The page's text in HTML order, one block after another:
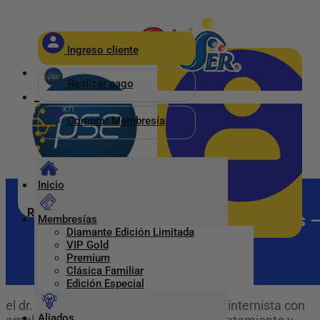
Ingreso cliente
Realizar pago
Comprar Membresía
Inicio
Membresías
Diamante Edición Limitada
VIP Gold
Premium
Clásica Familiar
Edición Especial
Realizar pago
Ingreso Clientes
Jesus Alberto Quiñones Chaves –
Buenaventura
el dr. jesús alberto quiñónez es médico internista con